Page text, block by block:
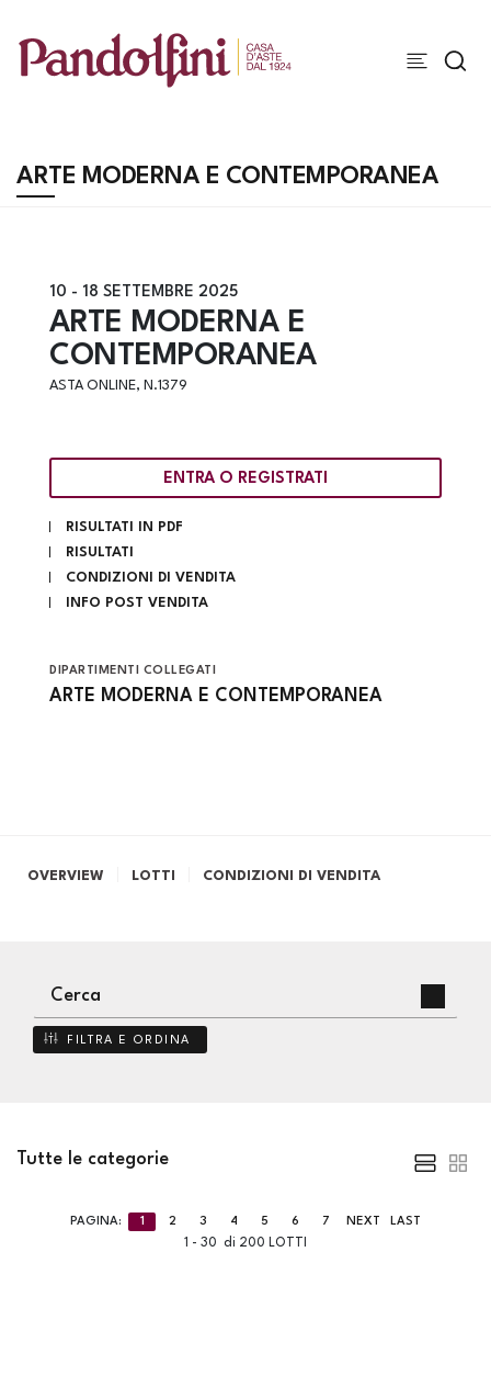
ARTE MODERNA E CONTEMPORANEA
10 - 18 SETTEMBRE 2025
ARTE MODERNA E
CONTEMPORANEA
ASTA ONLINE, N.1379
ENTRA O REGISTRATI
RISULTATI IN PDF
RISULTATI
CONDIZIONI DI VENDITA
INFO POST VENDITA
DIPARTIMENTI COLLEGATI
ARTE MODERNA E CONTEMPORANEA
OVERVIEW LOTTI CONDIZIONI DI VENDITA
FILTRA E ORDINA
Tutte le categorie
1 - 30 di 200 LOTTI
PAGINA: 1 2 3 4 5 6 7 NEXT LAST